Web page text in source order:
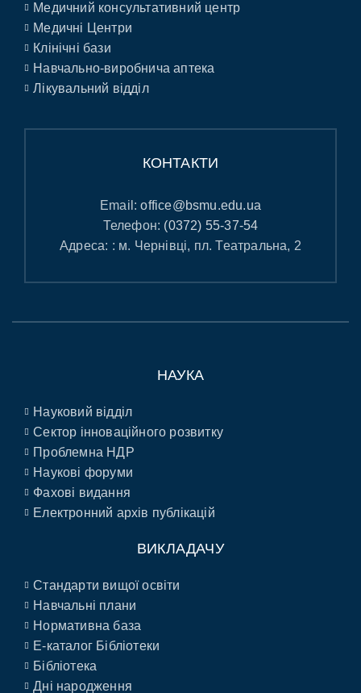
Медичний консультативний центр
Медичні Центри
Клінічні бази
Навчально-виробнича аптека
Лікувальний відділ
КОНТАКТИ
Email:office@bsmu.edu.ua
Телефон: (0372) 55-37-54
Адреса: : м. Чернівці, пл. Театральна, 2
НАУКА
Науковий відділ
Сектор інноваційного розвитку
Проблемна НДР
Наукові форуми
Фахові видання
Електронний архів публікацій
ВИКЛАДАЧУ
Стандарти вищої освіти
Навчальні плани
Нормативна база
E-каталог Бібліотеки
Бібліотека
Дні народження